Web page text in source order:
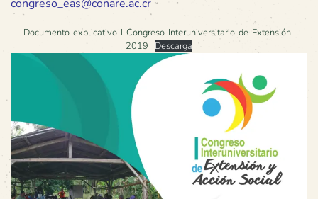
congreso_eas@conare.ac.cr
Documento-explicativo-I-Congreso-Interuniversitario-de-Extensión-
2019
Descarga